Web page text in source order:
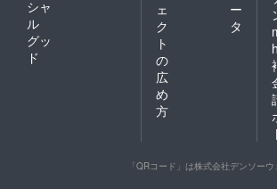
シャ
ル
グッ
ド
ェ
ク
ト
の
広
め
方
ー
タ
「QRコード」は株式会社デンソーウ